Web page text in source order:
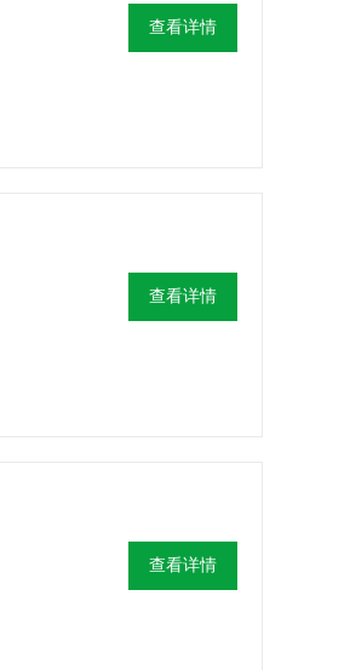
查看详情
查看详情
查看详情